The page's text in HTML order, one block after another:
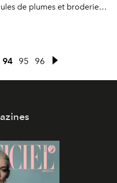
de plumes et broderies
coutumières du Ritz,
et Joséphine Baker...
94 95 96